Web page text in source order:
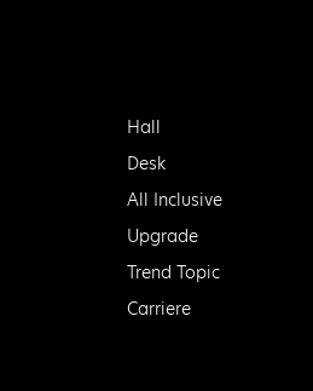
Hall
Desk
All Inclusive
Upgrade
Trend Topic
Carriere